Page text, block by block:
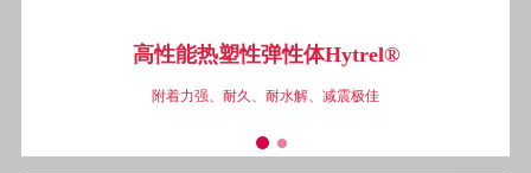
高性能热塑性弹性体Hytrel®
附着力强、耐久、耐水解、减震极佳